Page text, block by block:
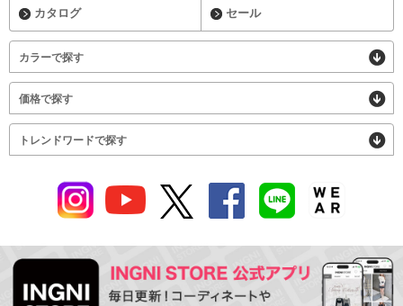
カタログ セール
カラーで探す
価格で探す
トレンドワードで探す